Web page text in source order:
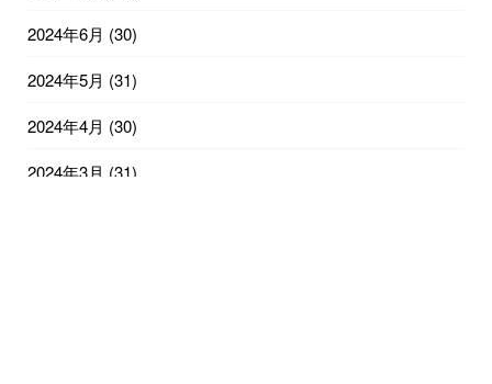
2024年6月 (30)
2024年5月 (31)
2024年4月 (30)
2024年3月 (31)